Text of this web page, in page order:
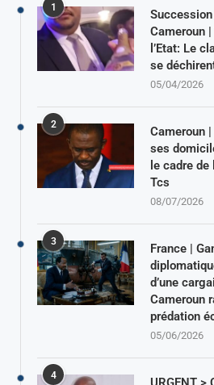
1
Cameroun
l’Etat: Le
se
05/04/2026
2
Cameroun
ses
le cadre de
Tcs
08/07/2026
3
France |
d’une
Cameroun
prédation
05/06/2026
4